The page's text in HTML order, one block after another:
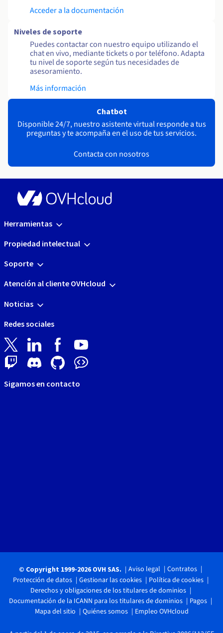
Acceder a la documentación
Niveles de soporte
Puedes contactar con nuestro equipo utilizando el
chat en vivo, mediante tickets o por teléfono. Adapta
tu nivel de soporte según tus necesidades de
asesoramiento.
Más información
Chatbot
Disponible 24/7, nuestro asistente virtual responde a tus
preguntas y te acompaña en el uso de tus servicios.
Contacta con nosotros
Herramientas
Propiedad intelectual
Soporte
Atención al cliente OVHcloud
Noticias
Redes sociales
Sigamos en contacto
© Copyright 1999-2026 OVH SAS. Aviso legal
Contratos
Protección de datos
Gestionar las cookies
Política de cookies
Derechos y obligaciones de los titulares de dominios
Documentación de la ICANN para los titulares de dominios
Pagos
Mapa del sitio
Quiénes somos Empleo OVHcloud